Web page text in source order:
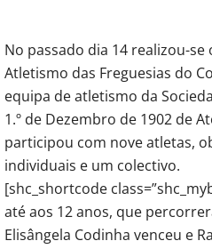
No passado dia 14 realizou-se
Atletismo das Freguesias do
equipa de atletismo da
1.º de Dezembro de 1902 de
participou com nove atletas,
individuais e um colectivo.
[shc_shortcode
até aos 12 anos, que
Elisângela Codinha venceu e